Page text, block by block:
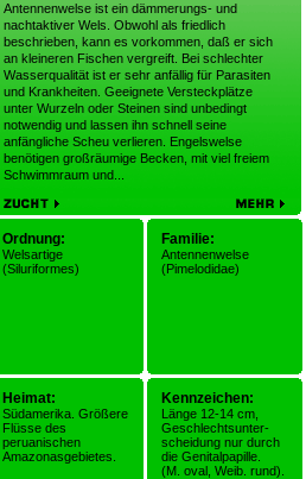
Antennenwelse ist ein dämmerungs- und
nachtaktiver Wels. Obwohl als friedlich
beschrieben, kann es vorkommen, daß er sich
an kleineren Fischen vergreift. Bei schlechter
Wasserqualität ist er sehr anfällig für Parasiten
und Krankheiten. Geeignete Versteckplätze
unter Wurzeln oder Steinen sind unbedingt
notwendig und lassen ihn schnell seine
anfängliche Scheu verlieren. Engelswelse
benötigen großräumige Becken, mit viel freiem
Schwimmraum und...
Ordnung:
Welsartige
(Siluriformes)
Familie:
Antennenwelse
(Pimelodidae)
Heimat:
Südamerika. Größere
Flüsse des
peruanischen
Amazonasgebietes.
Kennzeichen:
Länge 12-14 cm,
Geschlechtsunter-
scheidung nur durch
die Genitalpapille.
(M. oval, Weib. rund).